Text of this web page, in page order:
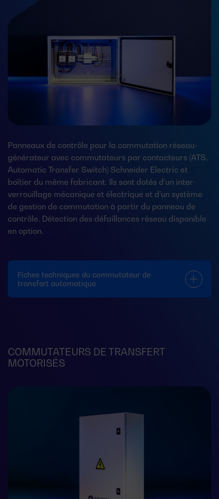
Panneaux de contrôle pour la commutation réseau-
générateur avec commutateurs par contacteurs (ATS,
Automatic Transfer Switch) Schneider Electric et
boîtier du même fabricant. Ils sont dotés d’un inter-
verrouillage mécanique et électrique et d’un système
de gestion de commutation à partir du panneau de
contrôle. Détection des défaillances réseau disponible
en option.
Fiches techniques du commutateur de
transfert automatique
COMMUTATEURS DE TRANSFERT
MOTORISÉS